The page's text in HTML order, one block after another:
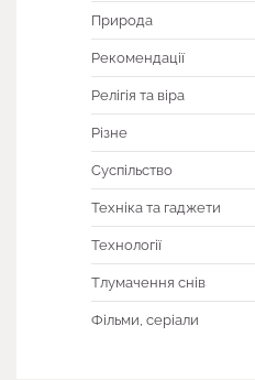
Природа
Рекомендації
Релігія та віра
Різне
Суспільство
Техніка та гаджети
Технології
Тлумачення снів
Фільми, серіали